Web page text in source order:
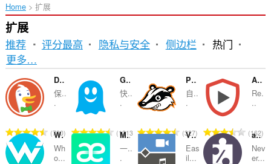
Home 扩展
扩展
推荐 评分最高 隐私与安全 侧边栏 热门
排
序
和
分
类
更多…
DuckDuckGo Search & Tracker Protection
保..
.
总
评
分
780
Ghostery
快..
.
总1213
Privacy Badger
自..
.
总
评
分
327
AdBlocker for YouTube™
Re.
..
总
评
分
162
Whoer VPN
Wh
o...
Mate Translate
一..
.
Video & Audio Downloader
Eas
il...
alerabat.com | kupony i kody rabatowe
Nev
er...